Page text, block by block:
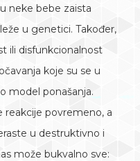
neke bebe zaista
u genetici. Također,
ili disfunkcionalnost
koje su se u
model ponašanja.
reakcije povremeno, a
u destruktivno i
može bukvalno sve: